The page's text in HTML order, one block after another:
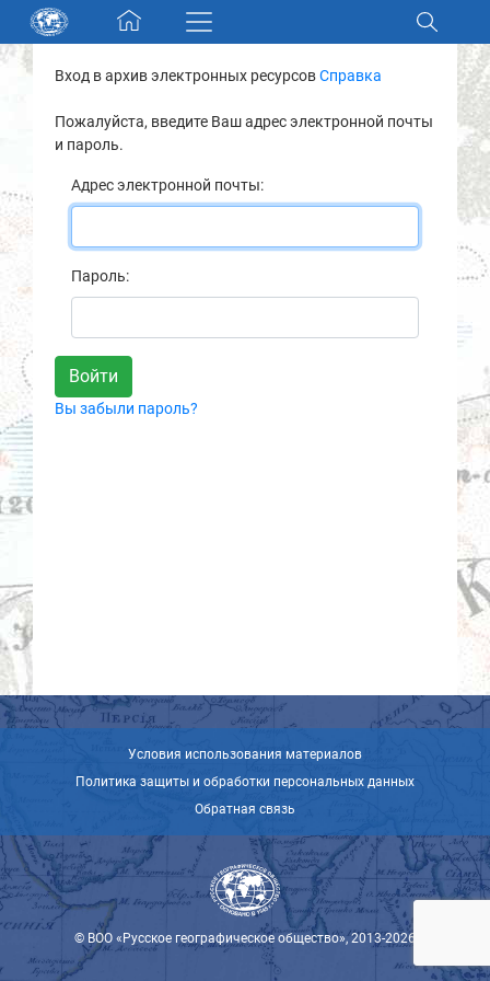
Skip navigation
Разделы и коллекции
Электронный каталог
Новости
О нас
Контакты
Партнеры
Вход в архив электронных ресурсовСправка
Пожалуйста, введите Ваш адрес электронной почты
и пароль.
Адрес электронной почты:
Пароль:
Вы забыли пароль?
Условия использования материалов
Политика защиты и обработки персональных данных
Обратная связь
© ВОО «Русское географическое общество», 2013-2026